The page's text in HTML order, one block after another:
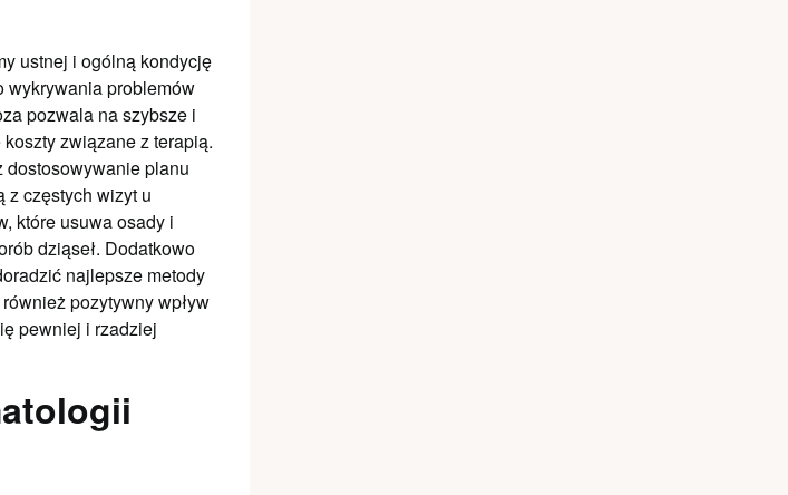
ustnej i ogólną kondycję
wykrywania problemów
pozwala na szybsze i
związane z terapią.
planu
z częstych wizyt u
które usuwa osady i
dziąseł. Dodatkowo
najlepsze metody
pozytywny wpływ
pewniej i rzadziej